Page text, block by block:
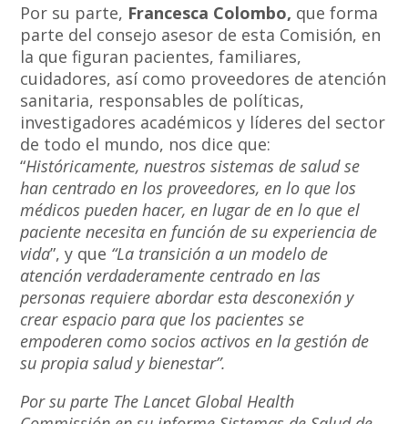
Por su parte, Francesca Colombo, que forma
parte del consejo asesor de esta Comisión, en
la que figuran pacientes, familiares,
cuidadores, así como proveedores de atención
sanitaria, responsables de políticas,
investigadores académicos y líderes del sector
de todo el mundo, nos dice que:
“Históricamente, nuestros sistemas de salud se
han centrado en los proveedores, en lo que los
médicos pueden hacer, en lugar de en lo que el
paciente necesita en función de su experiencia de
vida”, y que “La transición a un modelo de
atención verdaderamente centrado en las
personas requiere abordar esta desconexión y
crear espacio para que los pacientes se
empoderen como socios activos en la gestión de
su propia salud y bienestar”.
Por su parte The Lancet Global Health